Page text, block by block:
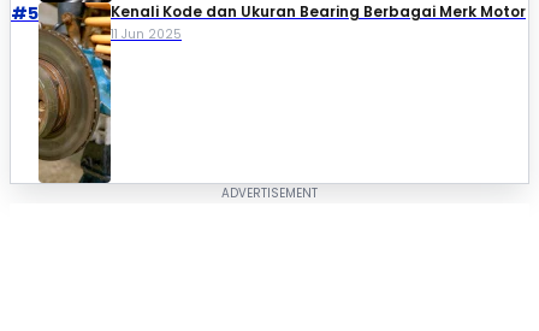
#5 Kenali Kode dan Ukuran Bearing Berbagai Merk Motor
11 Jun 2025